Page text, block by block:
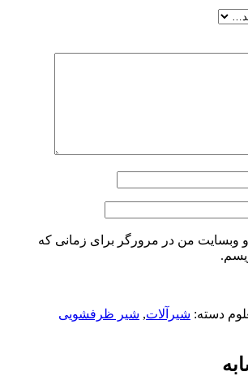
و وبسایت من در مرورگر برای زمانی که
دسته: شیرآلات, شیر ظرفشویی